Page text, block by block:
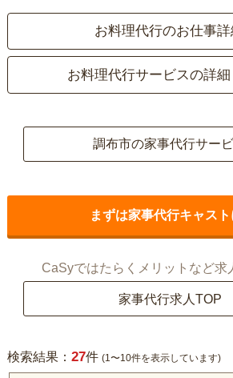
お料理代行のお仕事詳
お料理代行サービスの詳
調布市の家事代行サー
まずは家事代行キャス
CaSyではたらくメリットなど求
家事代行求人TOP
検索結果： 27件 (1〜10件を表示しています)